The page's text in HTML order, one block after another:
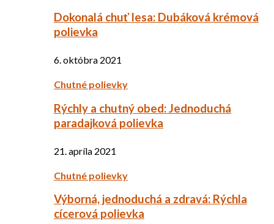
Dokonalá chuť lesa: Dubáková krémová
polievka
6. októbra 2021
Chutné polievky
Rýchly a chutný obed: Jednoduchá
paradajková polievka
21. apríla 2021
Chutné polievky
Výborná, jednoduchá a zdravá: Rýchla
cícerová polievka